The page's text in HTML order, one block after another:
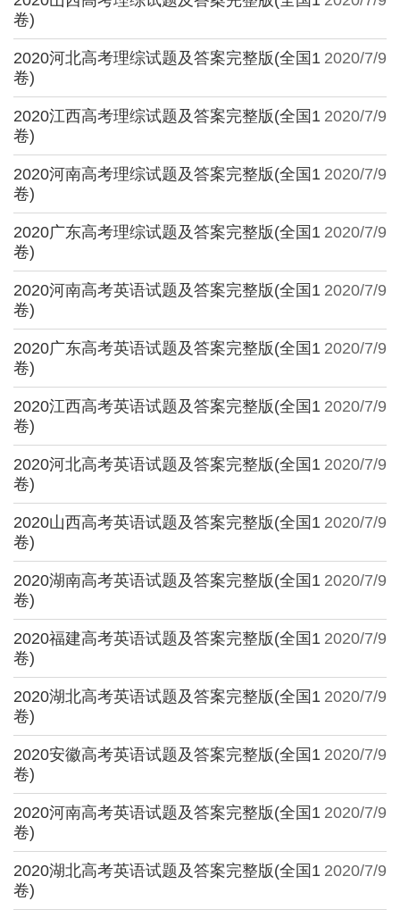
卷)
2020/7/9
2020河北高考理综试题及答案完整版(全国1
卷)
2020/7/9
2020江西高考理综试题及答案完整版(全国1
卷)
2020/7/9
2020河南高考理综试题及答案完整版(全国1
卷)
2020/7/9
2020广东高考理综试题及答案完整版(全国1
卷)
2020/7/9
2020河南高考英语试题及答案完整版(全国1
卷)
2020/7/9
2020广东高考英语试题及答案完整版(全国1
卷)
2020/7/9
2020江西高考英语试题及答案完整版(全国1
卷)
2020/7/9
2020河北高考英语试题及答案完整版(全国1
卷)
2020/7/9
2020山西高考英语试题及答案完整版(全国1
卷)
2020/7/9
2020湖南高考英语试题及答案完整版(全国1
卷)
2020/7/9
2020福建高考英语试题及答案完整版(全国1
卷)
2020/7/9
2020湖北高考英语试题及答案完整版(全国1
卷)
2020/7/9
2020安徽高考英语试题及答案完整版(全国1
卷)
2020/7/9
2020河南高考英语试题及答案完整版(全国1
卷)
2020/7/9
2020湖北高考英语试题及答案完整版(全国1
卷)